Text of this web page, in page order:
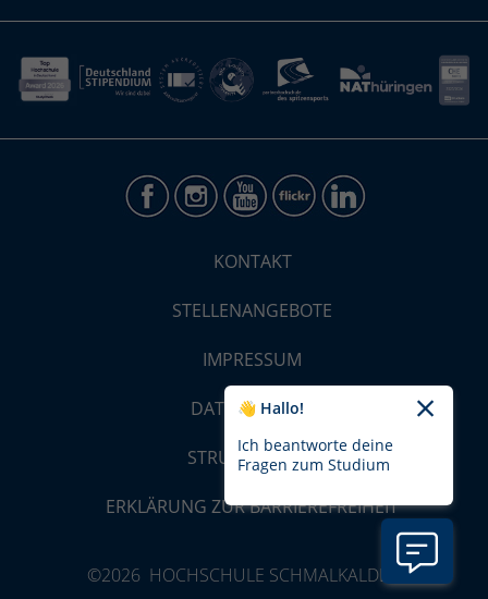
KONTAKT
STELLENANGEBOTE
IMPRESSUM
DATENSCHUTZ
STRUKTUR-MAP
ERKLÄRUNG ZUR BARRIEREFREIHEIT
©2026 HOCHSCHULE SCHMALKALDEN
👋 Hallo!
Ich beantworte deine
Fragen zum Studium